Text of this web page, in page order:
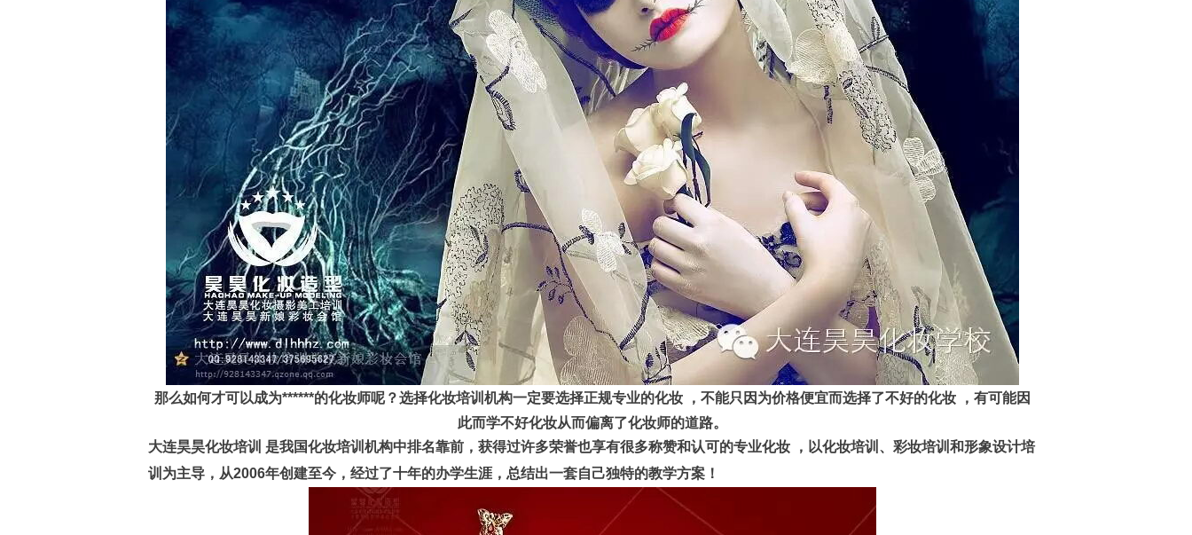
那么如何才可以成为******的化妆师呢？选择化妆培训机构一定要选择正规专业的化妆
，不能只因为价格便宜而选择了不好的化妆 ，有可能因
此而学不好化妆从而偏离了化妆师的道路。
大连昊昊化妆培训 是我国化妆培训机构中排名靠前，获得过许多荣誉也享有很多称赞和认可的专业化妆 ，以化妆培训、彩妆培训和形象设计培
训为主导，从2006年创建至今，经过了十年的办学生涯，总结出一套自己独特的教学方案！